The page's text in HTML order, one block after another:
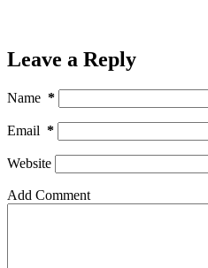
Leave a Reply
Name *
Email *
Website
Add Comment